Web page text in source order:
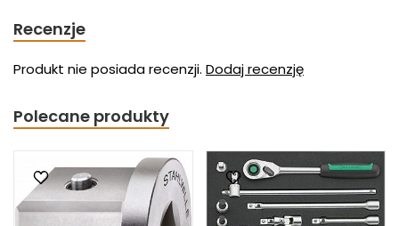
Recenzje
Produkt nie posiada recenzji. Dodaj recenzję
Polecane produkty